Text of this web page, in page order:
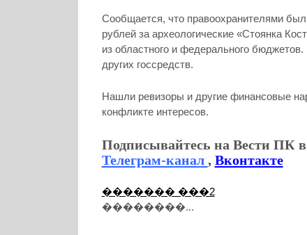
Сообщается, что правоохранителями
рублей за археологические «Стоянка
из областного и федерального
других госсредств.
Нашли ревизоры и другие финансовые
конфликте интересов.
Подписывайтесь на Вести ПК в
Телеграм-канал , Вконтакте
������� ���2
��������...